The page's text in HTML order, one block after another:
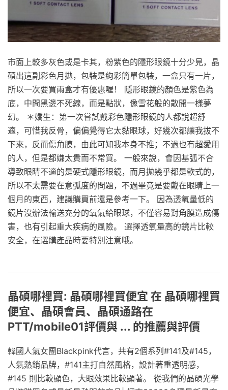
市面上較多灰色或是卡其，粉紫色的隱形眼鏡十分少見，晶
碩出這副彩色月拋，包裝是絢彩簡單包裝，一盒只有一片，
所以一次要買兩盒才有優惠喔！ 隱形眼鏡的顏色是紫色為
底，中間黑邊不死線，而是點狀，像雪花般的散開一樣夢
幻。 ＊嬌生：第一次嘗試戴彩色隱形眼鏡的人都說超舒
適，可惜我反骨，偏偏覺得它太黏眼球，好幾次都讓我拔不
下來，反而傷角膜，由此可知我本身不推；不過也有超愛用
的人，但是都嫌太貴而不常買。 一般來說，會因基弧不合
導致眼睛不適的是硬式隱形眼鏡，而月拋幾乎都是軟式的，
所以不太需要在意弧度的問題，不過畢竟是要戴在眼睛上一
個月的東西，建議購買前還是參考一下。 因為透氧量低的
鏡片沒辦法輸送充分的氧氣給眼球，不僅容易對角膜造成傷
害，也有引起重大疾病的風險。 選擇透氧量高的鏡片比較
安全，在選購產品時要特別注意哦。
晶碩哪裡買: 晶碩哪裡買便宜 在 晶碩哪裡買
便宜、晶碩會員、晶碩通路在
PTT/mobile01評價與 ... 的推薦與評價
韓國人氣女團Blackpink代言，共有2個系列#141及#145，
人氣熱銷品牌，#141主打自然風格，設計著重透明感，
#145 則比較顯色，大眼效果比較顯著。 從我們的晶碩光學